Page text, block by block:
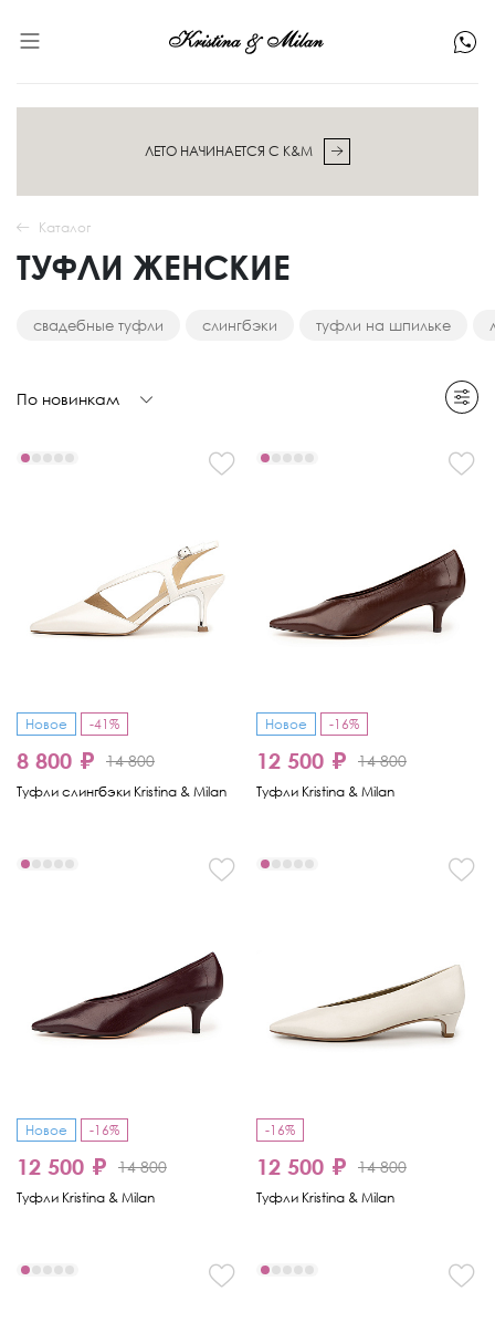
ЛЕТО НАЧИНАЕТСЯ С K&M
Каталог
ТУФЛИ ЖЕНСКИЕ
свадебные туфли слингбэки туфли на шпильке
По новинкам
Новое -41%
8 800 ₽ 14 800
Туфли слингбэки Kristina & Milan
Новое -16%
12 500 ₽ 14 800
Туфли Kristina & Milan
Новое -16%
12 500 ₽ 14 800
Туфли Kristina & Milan
-16%
12 500 ₽ 14 800
Туфли Kristina & Milan